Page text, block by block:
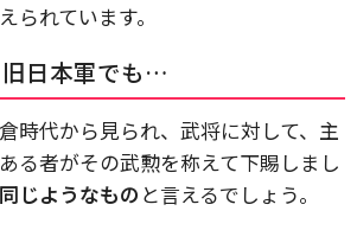
られています。
日本軍でも…
時代から見られ、武将に対して、主
る者がその武勲を称えて下賜しまし
じようなもの と言えるでしょう。